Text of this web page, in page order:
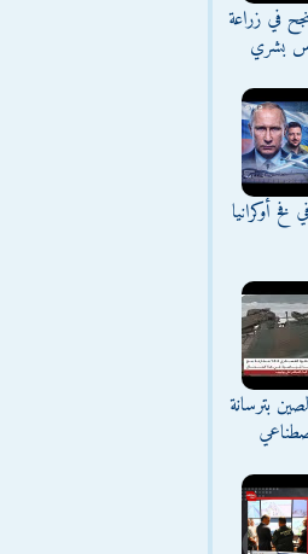
في زراعة
بشري
أوكرانيا
بترسانة